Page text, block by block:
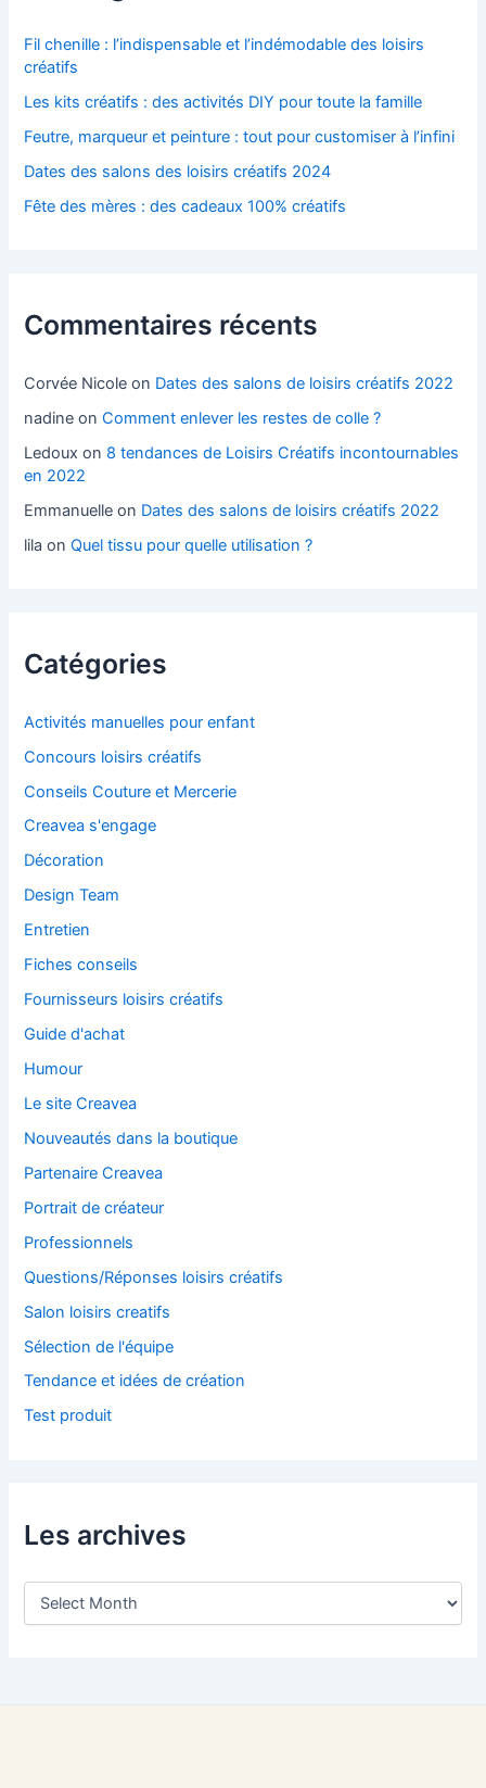
Fil chenille : l’indispensable et l’indémodable des loisirs
créatifs
Les kits créatifs : des activités DIY pour toute la famille
Feutre, marqueur et peinture : tout pour customiser à l’infini
Dates des salons des loisirs créatifs 2024
Fête des mères : des cadeaux 100% créatifs
Commentaires récents
Corvée Nicole on Dates des salons de loisirs créatifs 2022
nadine onComment enlever les restes de colle ?
Ledoux on 8 tendances de Loisirs Créatifs incontournables
en 2022
Emmanuelle on Dates des salons de loisirs créatifs 2022
lila onQuel tissu pour quelle utilisation ?
Catégories
Activités manuelles pour enfant
Concours loisirs créatifs
Conseils Couture et Mercerie
Creavea s'engage
Décoration
Design Team
Entretien
Fiches conseils
Fournisseurs loisirs créatifs
Guide d'achat
Humour
Le site Creavea
Nouveautés dans la boutique
Partenaire Creavea
Portrait de créateur
Professionnels
Questions/Réponses loisirs créatifs
Salon loisirs creatifs
Sélection de l'équipe
Tendance et idées de création
Test produit
Les archives
L